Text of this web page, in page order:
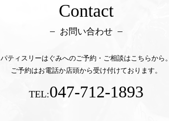
Contact
お問い合わせ
パティスリーはぐみへのご予約・ご相談はこちらから。
ご予約はお電話か店頭から受け付けております。
TEL:047-712-1893